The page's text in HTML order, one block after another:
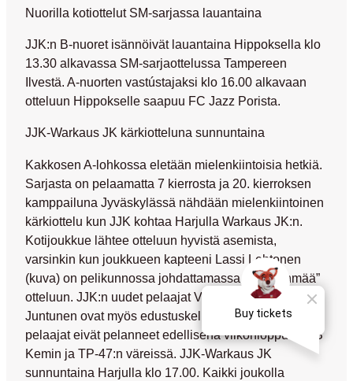
Nuorilla kotiottelut SM-sarjassa lauantaina
JJK:n B-nuoret isännöivät lauantaina Hippoksella klo
13.30 alkavassa SM-sarjaottelussa Tampereen
Ilvestä. A-nuorten vastústajaksi klo 16.00 alkavaan
otteluun Hippokselle saapuu FC Jazz Porista.
JJK-Warkaus JK kärkiotteluna sunnuntaina
Kakkosen A-lohkossa eletään mielenkiintoisia hetkiä.
Sarjasta on pelaamatta 7 kierrosta ja 20. kierroksen
kamppailuna Jyväskylässä nähdään mielenkiintoinen
kärkiottelu kun JJK kohtaa Harjulla Warkaus JK:n.
Kotijoukkue lähtee otteluun hyvistä asemista,
varsinkin kun joukkueen kapteeni Lassi Lehtonen
(kuva) on pelikunnossa johdattamassa ”ketturyhmää”
otteluun. JJK:n uudet pelaajat Ville Himanka ja Jouni
Juntunen ovat myös edustuskelpoisia ottelussa sillä
pelaajat eivät pelanneet edellisenä viikonloppuna PS
Kemin ja TP-47:n väreissä. JJK-Warkaus JK
sunnuntaina Harjulla klo 17.00. Kaikki joukolla